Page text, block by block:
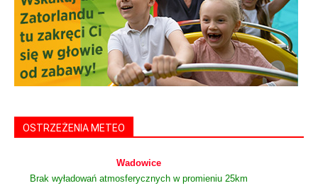
OSTRZEŻENIA METEO
Wadowice
Brak wyładowań atmosferycznych w promieniu 25km